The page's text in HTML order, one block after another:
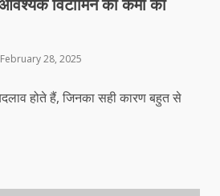
विटामिन की कमी का
February 28, 2025
होते हैं, जिनका सही कारण बहुत से